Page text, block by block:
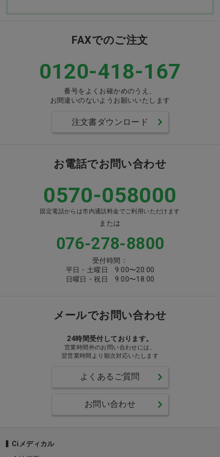
FAXでのご注文
0120-418-167
番号をよくお確かめのうえ、
お間違いのないようお願いいたします
注文書ダウンロード
お電話でお問い合わせ
0570-058000
固定電話からは市内通話料金でご利用いただけます
または
076-278-8800
受付時間：
平日・土曜日 9:00〜20:00
日曜日・祝日 9:00〜18:00
メールでお問い合わせ
24時間受付しております。
営業時間外のお問い合わせには、
翌営業時間より順次対応いたします
よくあるご質問
お問い合わせ
Ciメディカル